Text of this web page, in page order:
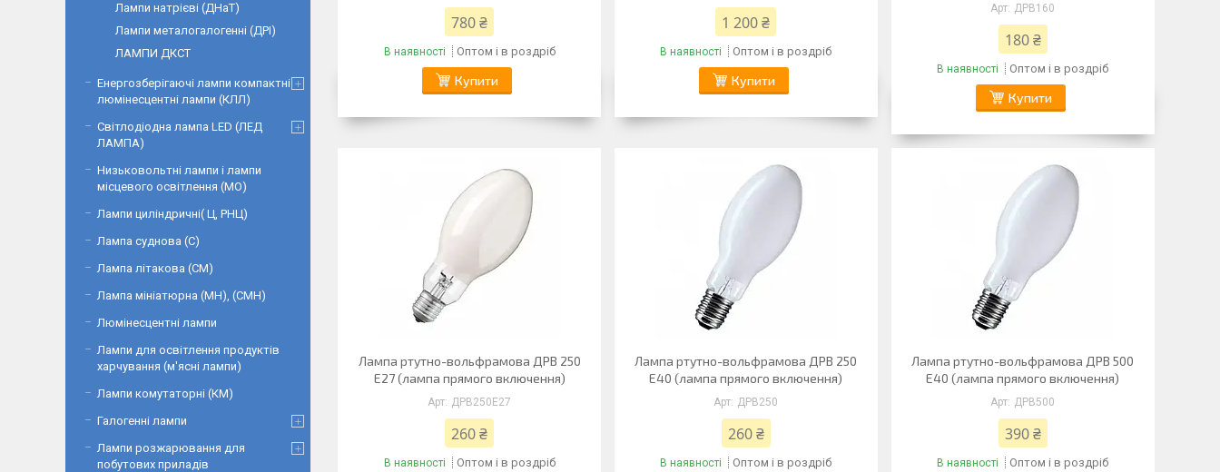
780 ₴
В наявності Оптом і в роздріб
Купити
1 200 ₴
В наявності Оптом і в роздріб
Купити
ДРВ160
180 ₴
В наявності Оптом і в роздріб
Купити
Лампа ртутно-вольфрамова ДРВ 250
Е27 (лампа прямого включення)
ДРВ250Е27
260 ₴
В наявності Оптом і в роздріб
Лампа ртутно-вольфрамова ДРВ 250
Е40 (лампа прямого включення)
ДРВ250
260 ₴
В наявності Оптом і в роздріб
Лампа ртутно-вольфрамова ДРВ 500
Е40 (лампа прямого включення)
ДРВ500
390 ₴
В наявності Оптом і в роздріб
Лампи натрієві (ДНаТ)
Лампи металогалогенні (ДРІ)
ЛАМПИ ДКСТ
Енергозберігаючі лампи компактні
люмінесцентні лампи (КЛЛ)
Світлодіодна лампа LED (ЛЕД
ЛАМПА)
Низьковольтні лампи і лампи
місцевого освітлення (МО)
Лампи циліндричні( Ц, РНЦ)
Лампа суднова (С)
Лампа літакова (СМ)
Лампа мініатюрна (МН), (СМН)
Люмінесцентні лампи
Лампи для освітлення продуктів
харчування (м'ясні лампи)
Лампи комутаторні (КМ)
Галогенні лампи
Лампи розжарювання для
побутових приладів